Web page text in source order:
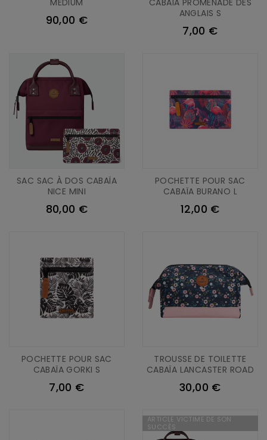
MEDIUM
90,00 €
CABAÏA PROMENADE DES
ANGLAIS S
7,00 €
SAC SAC À DOS CABAÏA
NICE MINI
80,00 €
POCHETTE POUR SAC
CABAÏA BURANO L
12,00 €
POCHETTE POUR SAC
CABAÏA GORKI S
7,00 €
TROUSSE DE TOILETTE
CABAÏA LANCASTER ROAD
30,00 €
ARTICLE VICTIME DE SON
SUCCÈS